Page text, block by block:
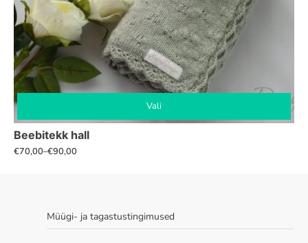
Vali
Sellel
tootel
Valikuid
Beebitekk hall
€70,00–€90,00
Hinnavahemik:
Müügi- ja tagastustingimused